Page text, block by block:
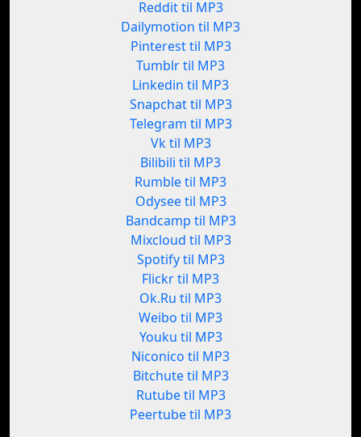
Reddit til MP3
Dailymotion til MP3
Pinterest til MP3
Tumblr til MP3
Linkedin til MP3
Snapchat til MP3
Telegram til MP3
Vk til MP3
Bilibili til MP3
Rumble til MP3
Odysee til MP3
Bandcamp til MP3
Mixcloud til MP3
Spotify til MP3
Flickr til MP3
Ok.Ru til MP3
Weibo til MP3
Youku til MP3
Niconico til MP3
Bitchute til MP3
Rutube til MP3
Peertube til MP3